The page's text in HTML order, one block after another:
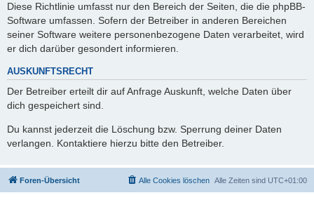
Diese Richtlinie umfasst nur den Bereich der Seiten, die die phpBB-
Software umfassen. Sofern der Betreiber in anderen Bereichen
seiner Software weitere personenbezogene Daten verarbeitet, wird
er dich darüber gesondert informieren.
AUSKUNFTSRECHT
Der Betreiber erteilt dir auf Anfrage Auskunft, welche Daten über
dich gespeichert sind.
Du kannst jederzeit die Löschung bzw. Sperrung deiner Daten
verlangen. Kontaktiere hierzu bitte den Betreiber.
Foren-Übersicht Alle Zeiten sind UTC+01:00
Alle Cookies löschen